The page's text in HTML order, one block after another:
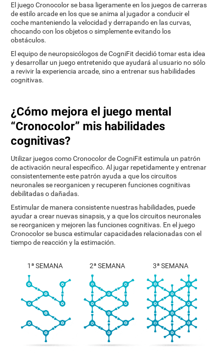
El juego Cronocolor se basa ligeramente en los juegos de carreras
de estilo arcade en los que se anima al jugador a conducir el
coche manteniendo la velocidad y derrapando en las curvas,
chocando con los objetos o simplemente evitando los
obstáculos.
El equipo de neuropsicólogos de CogniFit decidió tomar esta idea
y desarrollar un juego entretenido que ayudará al usuario no sólo
a revivir la experiencia arcade, sino a entrenar sus habilidades
cognitivas.
¿Cómo mejora el juego mental
“Cronocolor” mis habilidades
cognitivas?
Utilizar juegos como Cronocolor de CogniFit estimula un patrón
de activación neural específico. Al jugar repetidamente y entrenar
consistentemente este patrón ayuda a que los circuitos
neuronales se reorganicen y recuperen funciones cognitivas
debilitadas o dañadas.
Estimular de manera consistente nuestras habilidades, puede
ayudar a crear nuevas sinapsis, y a que los circuitos neuronales
se reorganicen y mejoren las funciones cognitivas. En el juego
Cronocolor se busca estimular capacidades relacionadas con el
tiempo de reacción y la estimación.
1ª SEMANA 2ª SEMANA 3ª SEMANA